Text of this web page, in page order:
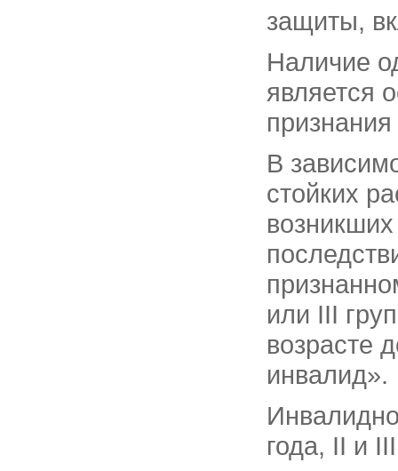
защиты,
Наличие
является
В
стойких
или III
возрасте
инвалид».
года, II и